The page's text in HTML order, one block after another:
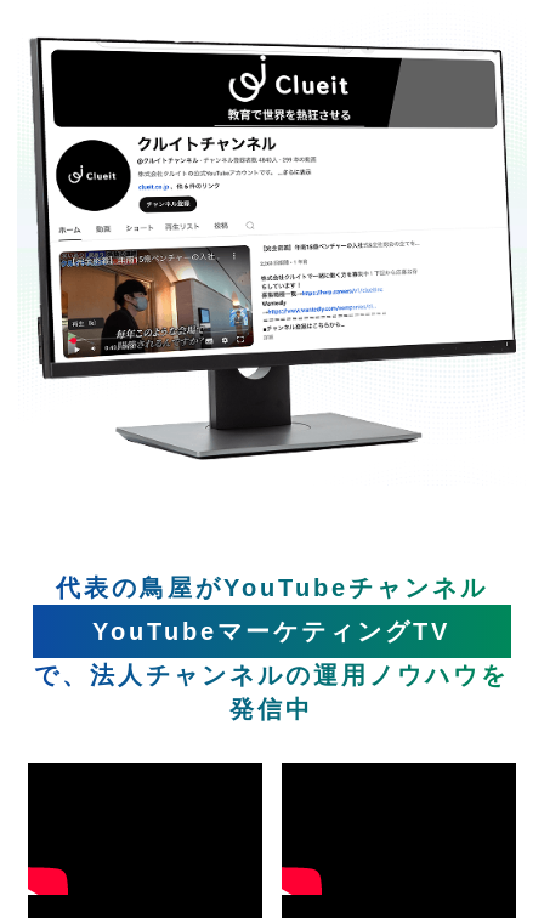
代表の鳥屋がYouTubeチャンネル
YouTubeマーケティングTV
で、法人チャンネルの運用ノウハウを
発信中